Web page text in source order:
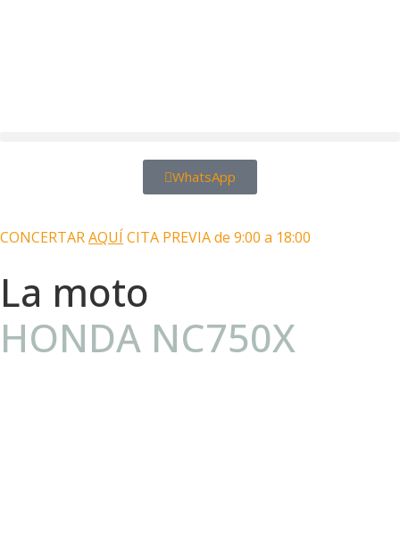
WhatsApp
CONCERTARAQUÍCITA PREVIA de 9:00 a 18:00
La moto
HONDA NC750X